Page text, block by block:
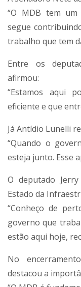
“O MDB tem
segue
trabalho que tem
Entre os
afirmou:
“Estamos aqui
eficiente e que
Já Antídio Lunelli
“Quando o
esteja junto. Esse
O deputado
Estado da
“Conheço de
governo que
estão aqui hoje,
No
destacou a